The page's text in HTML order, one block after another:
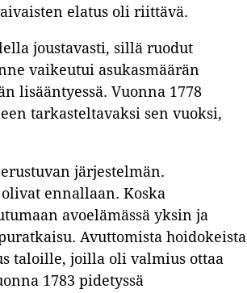
elatus oli riittävä.
joustavasti, sillä ruodut
vaikeutui asukasmäärän
lisääntyessä. Vuonna 1778
tarkasteltavaksi sen vuoksi,
järjestelmän.
ennallaan. Koska
avoelämässä yksin ja
Avuttomista hoidokeista
taloille, joilla oli valmius ottaa
1783 pidetyssä